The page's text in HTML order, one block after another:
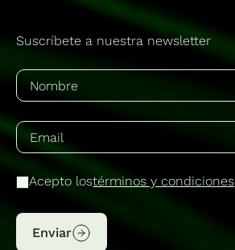
Suscríbete a nuestra newsletter
Acepto lostérminos y condiciones
Enviar